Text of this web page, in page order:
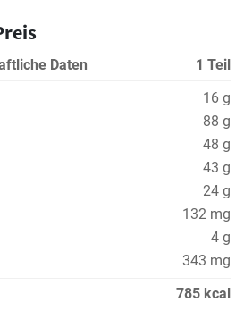
Daten
1 Teil
16 g
88 g
48 g
43 g
24 g
132 mg
4 g
343 mg
785 kcal